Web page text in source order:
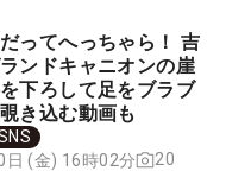
ってへっちゃら！ 吉
ンドキャニオンの崖
下ろして足をブラブ
き込む動画も
日 (金) 16時02分
20